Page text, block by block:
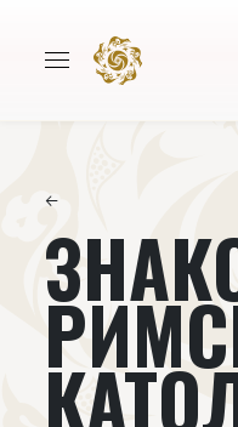
Авторы
Издательство
Проекты
←